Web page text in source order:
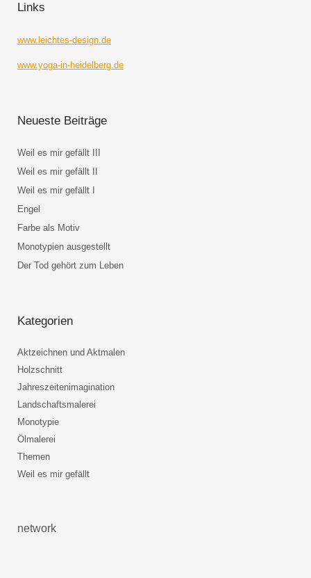
Links
www.leichtes-design.de
www.yoga-in-heidelberg.de
Neueste Beiträge
Weil es mir gefällt III
Weil es mir gefällt II
Weil es mir gefällt I
Engel
Farbe als Motiv
Monotypien ausgestellt
Der Tod gehört zum Leben
Kategorien
Aktzeichnen und Aktmalen
Holzschnitt
Jahreszeitenimagination
Landschaftsmalerei
Monotypie
Ölmalerei
Themen
Weil es mir gefällt
network